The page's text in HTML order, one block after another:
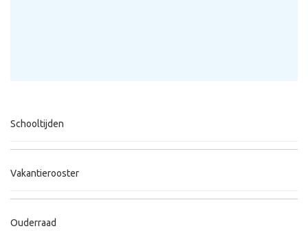
Schooltijden
Vakantierooster
Ouderraad